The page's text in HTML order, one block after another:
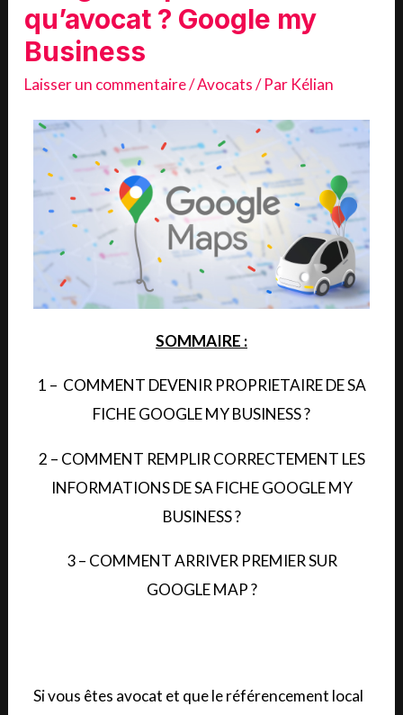
qu’avocat ? Google my
Business
Laisser un commentaire/Avocats/ Par Kélian
SOMMAIRE :
1 – COMMENT DEVENIR PROPRIETAIRE DE SA
FICHE GOOGLE MY BUSINESS ?
2 – COMMENT REMPLIR CORRECTEMENT LES
INFORMATIONS DE SA FICHE GOOGLE MY
BUSINESS ?
3 – COMMENT ARRIVER PREMIER SUR
GOOGLE MAP ?
Si vous êtes avocat et que le référencement local